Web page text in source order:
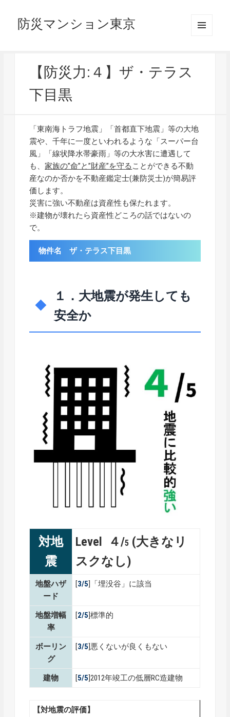
防災マンション東京
【防災力:４】ザ・テラス
下目黒
「東南海トラフ地震」「首都直下地震」等の大地
震や、千年に一度といわれるような「スーパー台
風」「線状降水帯豪雨」等の大水害に遭遇して
も、家族の”命”と”財産”を守る ことができる不動
産なのか否かを不動産鑑定士(兼防災士)が簡易評
価します。
災害に強い不動産は資産性も保たれます。
※建物が壊れたら資産性どころの話ではないの
で。
物件名 ザ・テラス下目黒
１．大地震が発生しても
安全か
対地
震
Level ４/5 (大きなリ
スクなし)
地盤ハザ
ード
[3/5]「埋没谷」に該当
地盤増幅
率
[2/5]標準的
ボーリン
グ
[3/5]悪くないが良くもない
建物 [5/5]2012年竣工の低層RC造建物
【対地震の評価】